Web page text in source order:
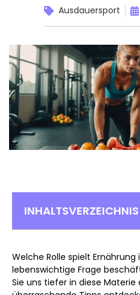
Ausdauersport
INHALTSVERZEICHNIS
Welche Rolle spielt Ernährung
lebenswichtige Frage
Sie uns tiefer in diese